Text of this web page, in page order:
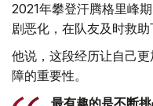
2021年攀登汗腾格里峰
剧恶化，在队友及时救助
他说，这段经历让自己
障的重要性。
最有趣的是不断